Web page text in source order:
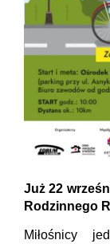
Już 22
Rodzinnego
Miłośnicy